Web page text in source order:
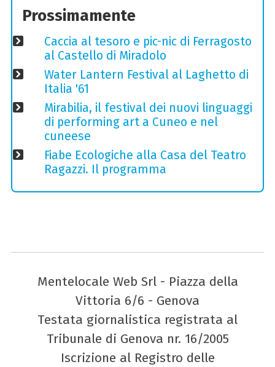
Prossimamente
Caccia al tesoro e pic-nic di Ferragosto
al Castello di Miradolo
Water Lantern Festival al Laghetto di
Italia '61
Mirabilia, il festival dei nuovi linguaggi
di performing art a Cuneo e nel
cuneese
Fiabe Ecologiche alla Casa del Teatro
Ragazzi. Il programma
Mentelocale Web Srl - Piazza della
Vittoria 6/6 - Genova
Testata giornalistica registrata al
Tribunale di Genova nr. 16/2005
Iscrizione al Registro delle